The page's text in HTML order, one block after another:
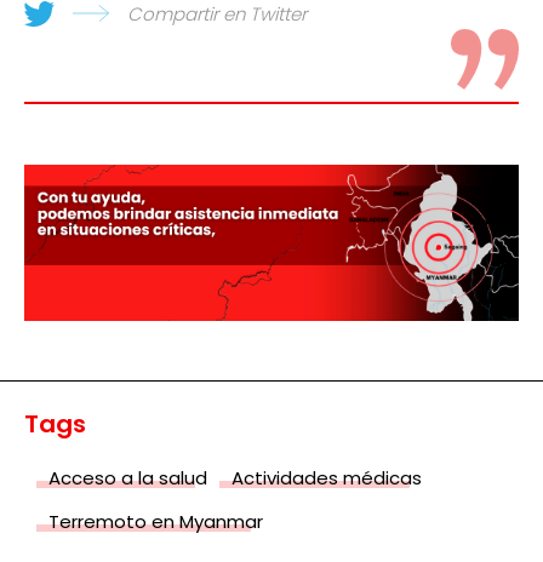
Compartir en Twitter
Tags
Acceso a la salud
Actividades médicas
Terremoto en Myanmar